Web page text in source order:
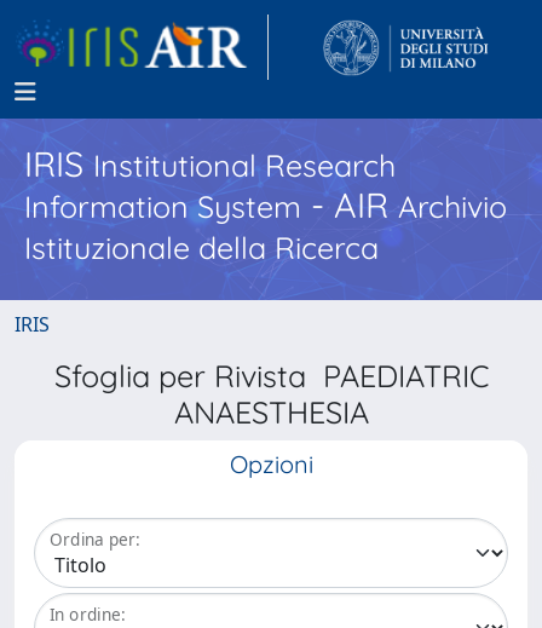
IRISInstitutional Research
Information System - AIR Archivio
Istituzionale della Ricerca
IRIS
Sfoglia per Rivista PAEDIATRIC
ANAESTHESIA
Opzioni
Ordina per:
In ordine: